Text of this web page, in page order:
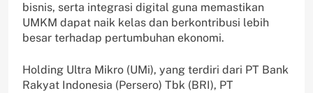
bisnis, serta integrasi digital guna memastikan
UMKM dapat naik kelas dan berkontribusi lebih
besar terhadap pertumbuhan ekonomi.
Holding Ultra Mikro (UMi), yang terdiri dari PT Bank
Rakyat Indonesia (Persero) Tbk (BRI), PT